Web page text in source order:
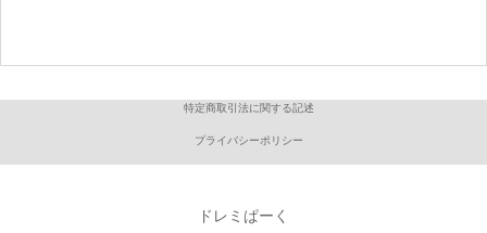
特定商取引法に関する記述
プライバシーポリシー
ドレミぱーく